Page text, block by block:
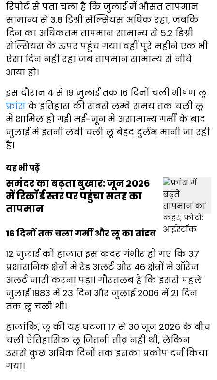
रिपोर्ट से पता चला है कि जुलाई में औसत तापमान
सामान्य से 3.8 डिग्री सेल्सियस अधिक रहा, जबकि
दिन का अधिकतम तापमान सामान्य से 5.2 डिग्री
सेल्सियस के ऊपर पहुंच गया। वहीं पूरे महीने एक भी
ऐसा दिन नहीं रहा जब तापमान सामान्य से नीचे
आया हो।
इस दौरान 4 से 19 जुलाई तक 16 दिनों चली भीषण लू
फ्रांस के इतिहास की सबसे लम्बे समय तक चली लू
में शामिल हो गई। मई-जून में असामान्य गर्मी के बाद
जुलाई में इतनी लंबी चली लू बेहद दुर्लभ मानी जा रही
है।
यह भी पढ़ें
समंदर का बढ़ता बुखार: जून 2026
में रिकॉर्ड स्तर पर पहुंचा सतह का
तापमान
16 दिनों तक चला गर्मी और लू का तांडव
12 जुलाई को हालात इस कदर गंभीर हो गए कि 37
प्रशासनिक क्षेत्रों में रेड अलर्ट और 46 क्षेत्रों में ऑरेंज
अलर्ट जारी करना पड़ा। गौरतलब है कि इससे पहले
जुलाई 1983 में 23 दिन और जुलाई 2006 में 21 दिन
तक लू चली थी।
हालांकि, लू की यह घटना 17 से 30 जून 2026 के बीच
चली ऐतिहासिक लू जितनी तीव्र नहीं थी, लेकिन
उससे कुछ अधिक दिनों तक इसका प्रकोप दर्ज किया
गया।